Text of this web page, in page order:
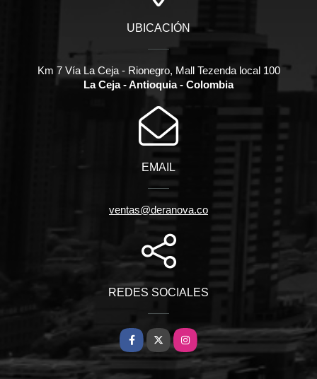
UBICACIÓN
Km 7 Vía La Ceja - Rionegro, Mall Tezenda local 100
La Ceja - Antioquia - Colombia
EMAIL
ventas@deranova.co
REDES SOCIALES
Facebook
X Instagram